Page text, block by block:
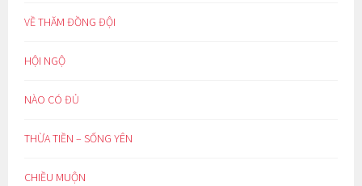
VỀ THĂM ĐỒNG ĐỘI
HỘI NGỘ
NÀO CÓ ĐỦ
THỪA TIỀN – SỐNG YÊN
CHIỀU MUỘN